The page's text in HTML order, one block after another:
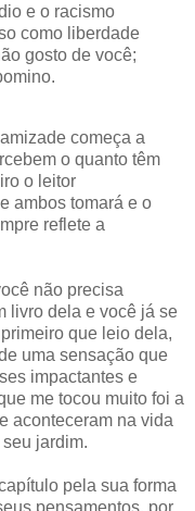
e o racismo
como liberdade
gosto de você;
começa a
o quanto têm
o leitor
ambos tomará e o
reflete a
não precisa
livro dela e você já se
que leio dela,
uma sensação que
impactantes e
me tocou muito foi a
aconteceram na vida
jardim.
pela sua forma